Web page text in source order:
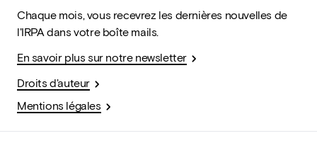
Chaque mois, vous recevrez les dernières nouvelles de
l'IRPA dans votre boîte mails.
En savoir plus sur notre newsletter
Droits d'auteur
Mentions légales